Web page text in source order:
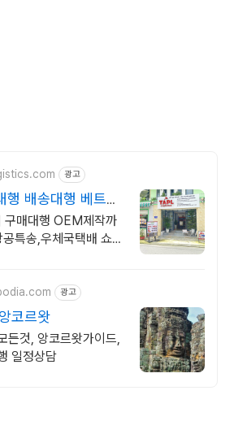
광고
행 배송대행 베트
제택배
구매대행 OEM제작까
특송,우체국택배 쇼피
광고
코르왓
든것, 앙코르왓가이드,
일정상담